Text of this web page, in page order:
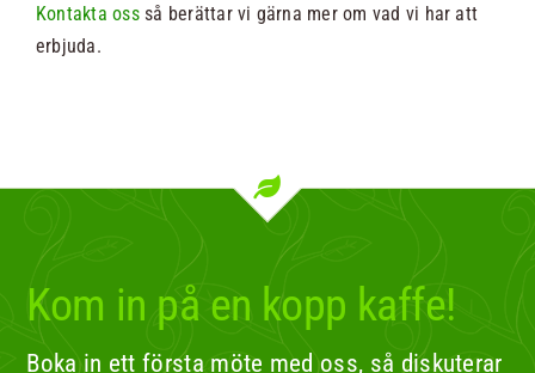
Kontakta ossså berättar vi gärna mer om vad vi har att
erbjuda.
Kom in på en kopp kaffe!
Boka in ett första möte med oss, så diskuterar